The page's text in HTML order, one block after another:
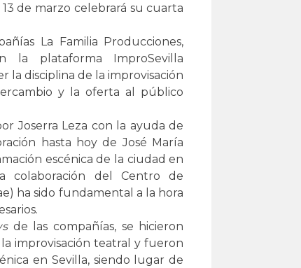
de marzo celebrará su cuarta
La Familia Producciones,
la plataforma ImproSevilla
la disciplina de la improvisación
y la oferta al público
Joserra Leza con la ayuda de
hasta hoy de José María
escénica de la ciudad en
colaboración del Centro de
ha sido fundamental a la hora
de las compañías, se hicieron
improvisación teatral y fueron
en Sevilla, siendo lugar de